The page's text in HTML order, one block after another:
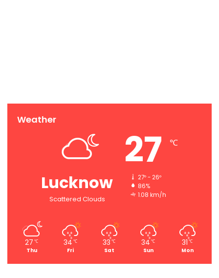
Weather
Lucknow
Scattered Clouds
27 ℃
27º - 26º
86%
1.08 km/h
27 ℃
Thu
34 ℃
Fri
33℃
Sat
34℃
Sun
31 ℃
Mon